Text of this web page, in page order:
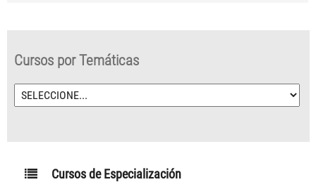
Cursos por Temáticas
Cursos de Especialización